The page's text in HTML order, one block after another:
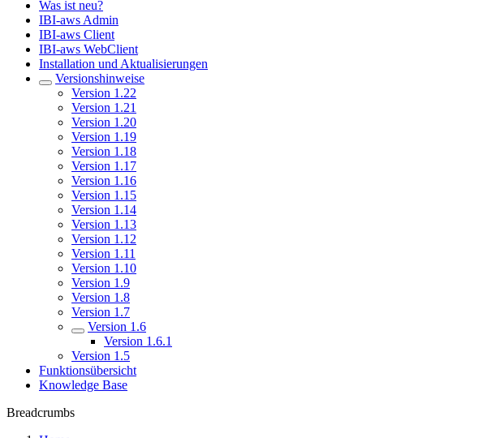
Was ist neu?
IBI-aws Admin
IBI-aws Client
IBI-aws WebClient
Installation und Aktualisierungen
Versionshinweise
Version 1.22
Version 1.21
Version 1.20
Version 1.19
Version 1.18
Version 1.17
Version 1.16
Version 1.15
Version 1.14
Version 1.13
Version 1.12
Version 1.11
Version 1.10
Version 1.9
Version 1.8
Version 1.7
Version 1.6
Version 1.6.1
Version 1.5
Funktionsübersicht
Knowledge Base
Breadcrumbs